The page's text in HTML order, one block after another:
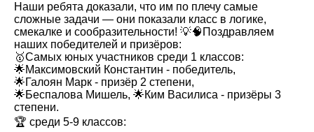
Наши ребята доказали, что им по плечу самые
сложные задачи — они показали класс в логике,
смекалке и сообразительности! 💡🧠Поздравляем
наших победителей и призёров:
🥇Самых юных участников среди 1 классов:
🌟Максимовский Константин - победитель,
🌟Галоян Марк - призёр 2 степени,
🌟Беспалова Мишель, 🌟Ким Василиса - призёры 3
степени.
🏆 среди 5-9 классов: